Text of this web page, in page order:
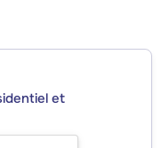
et